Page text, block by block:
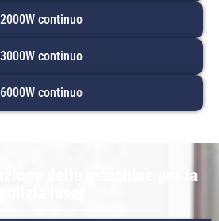
2000W continuo
3000W continuo
6000W continuo
delle macchine per la